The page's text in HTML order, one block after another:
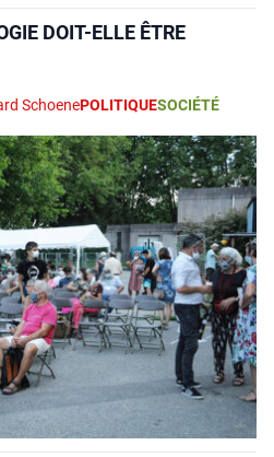
DOIT-ELLE ÊTRE
SchoenePOLITIQUESOCIÉTÉ